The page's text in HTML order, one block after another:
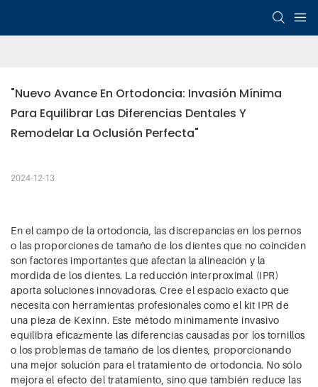
"Nuevo Avance En Ortodoncia: Invasión Mínima
Para Equilibrar Las Diferencias Dentales Y
Remodelar La Oclusión Perfecta"
2024-12-13
En el campo de la ortodoncia, las discrepancias en los pernos
o las proporciones de tamaño de los dientes que no coinciden
son factores importantes que afectan la alineación y la
mordida de los dientes. La reducción interproximal (IPR)
aporta soluciones innovadoras. Cree el espacio exacto que
necesita con herramientas profesionales como el kit IPR de
una pieza de Kexinn. Este método mínimamente invasivo
equilibra eficazmente las diferencias causadas por los tornillos
o los problemas de tamaño de los dientes, proporcionando
una mejor solución para el tratamiento de ortodoncia. No sólo
mejora el efecto del tratamiento, sino que también reduce las